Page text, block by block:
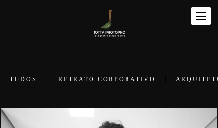
TODOS RETRATO CORPORATIVO